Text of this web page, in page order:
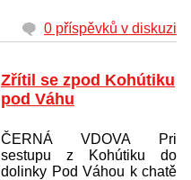
0 příspěvků v diskuzi
Zřítil se zpod Kohútiku
pod Váhu
ČERNÁ VDOVA Pri
sestupu z Kohútiku do
dolinky Pod Váhou k chatě